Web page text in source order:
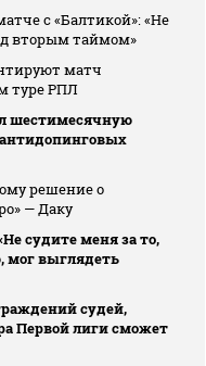
с «Балтикой»: «Не
вторым таймом»
матч
туре РПЛ
шестимесячную
решение о
— Даку
судите меня за то,
мог выглядеть
судей,
Первой лиги сможет